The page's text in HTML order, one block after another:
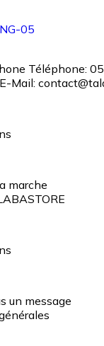
Téléphone:
E-Mail:
marche
un message